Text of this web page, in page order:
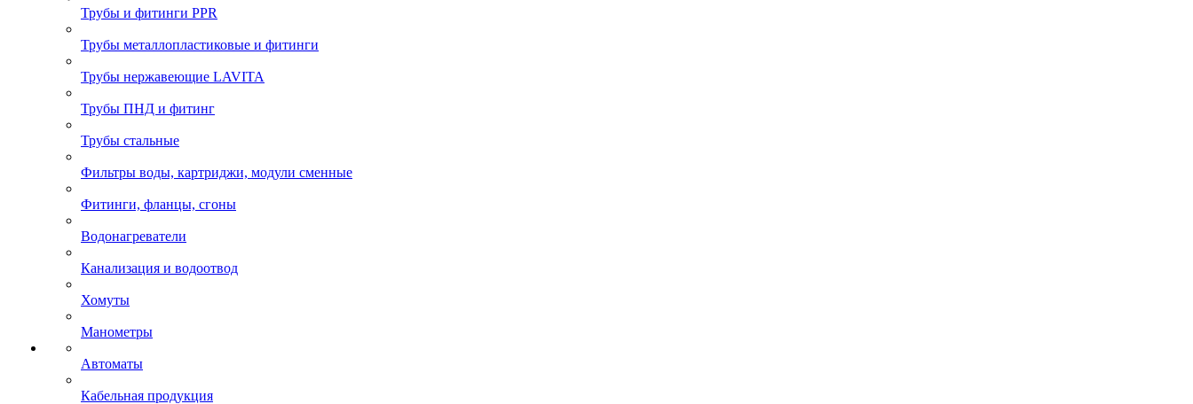
Трубы и фитинги PPR
Трубы металлопластиковые и фитинги
Трубы нержавеющие LAVITA
Трубы ПНД и фитинг
Трубы стальные
Фильтры воды, картриджи, модули сменные
Фитинги, фланцы, сгоны
Водонагреватели
Канализация и водоотвод
Хомуты
Манометры
Автоматы
Кабельная продукция